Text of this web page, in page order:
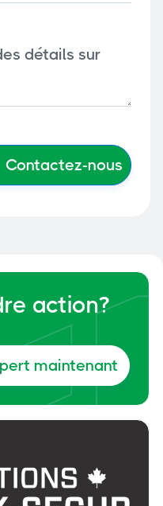
action?
maintenant